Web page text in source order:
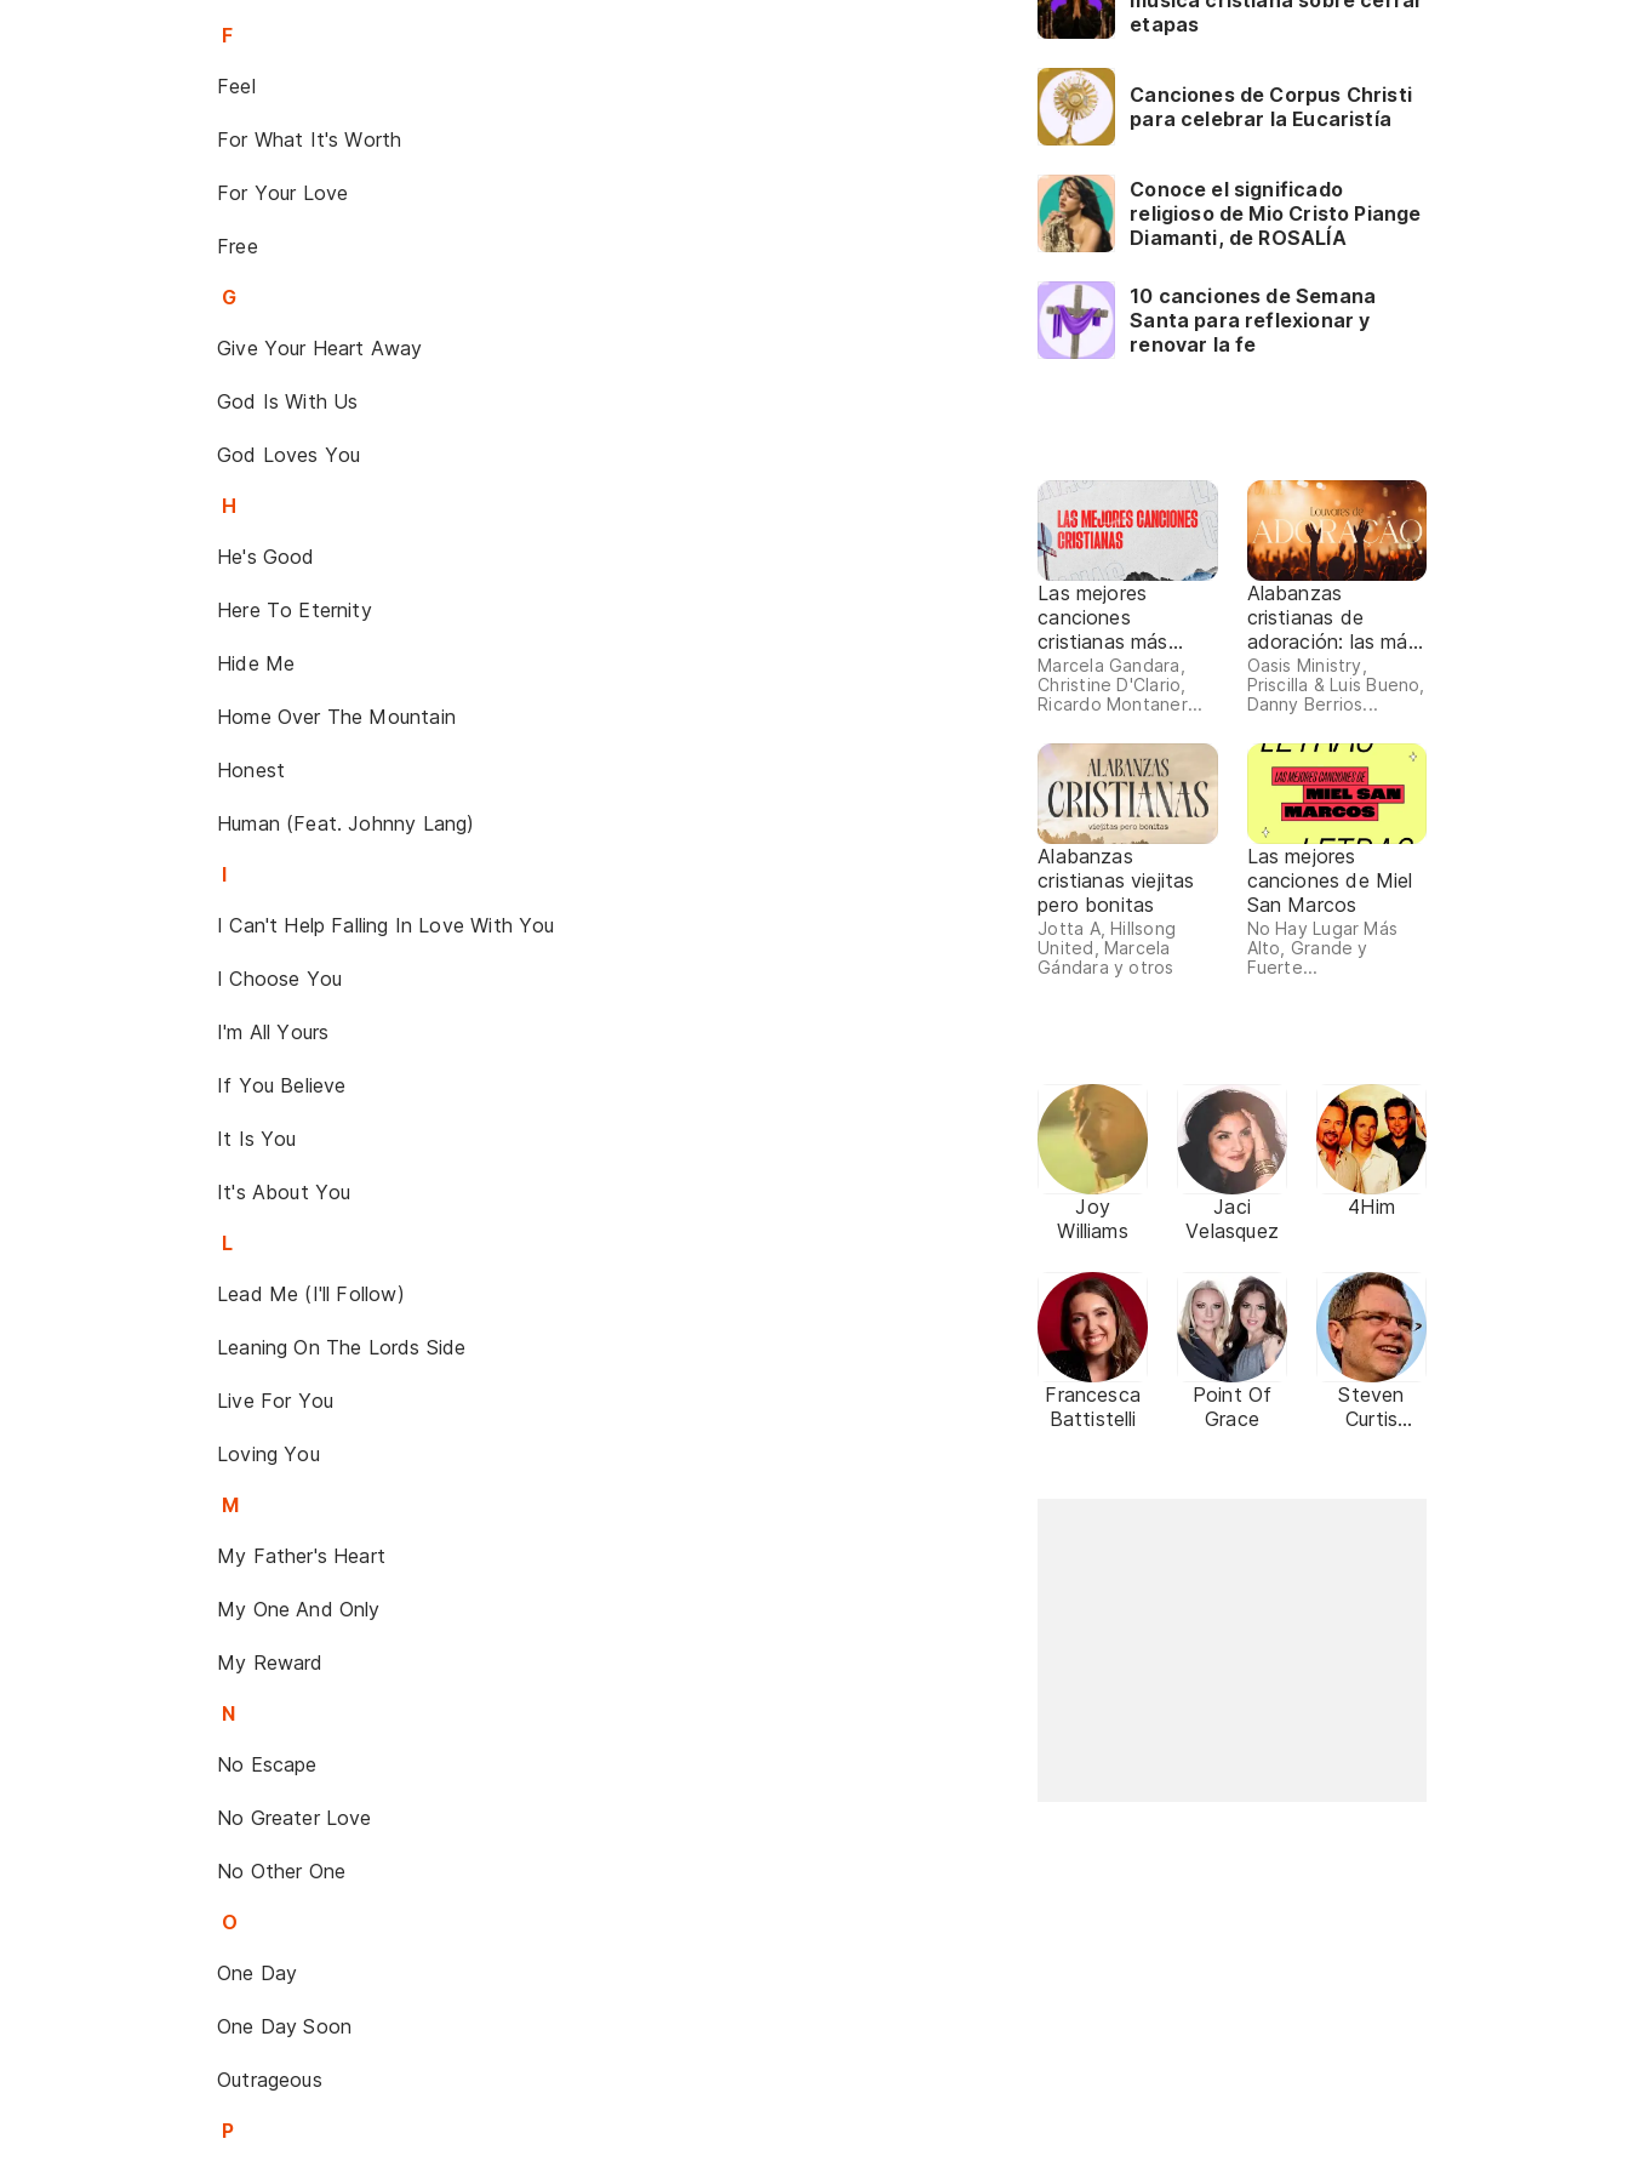
F
Feel
For What It's Worth
For Your Love
Free
G
Give Your Heart Away
God Is With Us
God Loves You
H
He's Good
Here To Eternity
Hide Me
Home Over The Mountain
Honest
Human (Feat. Johnny Lang)
I
I Can't Help Falling In Love With You
I Choose You
I'm All Yours
If You Believe
It Is You
It's About You
L
Lead Me (I'll Follow)
Leaning On The Lords Side
Live For You
Loving You
M
My Father's Heart
My One And Only
My Reward
N
No Escape
No Greater Love
No Other One
O
One Day
One Day Soon
Outrageous
P
etapas
Canciones de Corpus Christi
para celebrar la Eucaristía
Conoce el significado
religioso de Mio Cristo Piange
Diamanti, de ROSALÍA
10 canciones de Semana
Santa para reflexionar y
renovar la fe
Las mejores
canciones
cristianas más
escuchadas 2024
Marcela Gandara,
Christine D'Clario,
Ricardo Montaner...
Alabanzas
cristianas de
adoración: las más
escuchadas 2026
Oasis Ministry,
Priscilla & Luis Bueno,
Danny Berrios...
Alabanzas
cristianas viejitas
pero bonitas
Jotta A, Hillsong
United, Marcela
Gándara y otros
Las mejores
canciones de Miel
San Marcos
No Hay Lugar Más
Alto, Grande y
Fuerte...
Joy
Williams
Jaci
Velasquez
4Him
Francesca
Battistelli
Point Of
Grace
Steven
Curtis